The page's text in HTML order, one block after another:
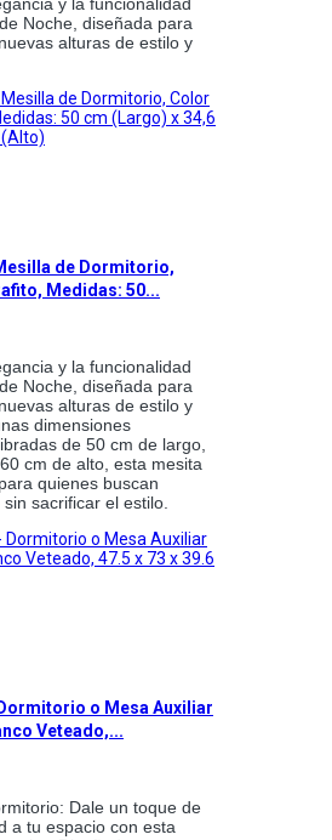
y la funcionalidad
Noche, diseñada para
alturas de estilo y
de Dormitorio,
Medidas: 50...
y la funcionalidad
Noche, diseñada para
alturas de estilo y
dimensiones
de 50 cm de largo,
cm de alto, esta mesita
quienes buscan
sacrificar el estilo.
o Mesa Auxiliar
Veteado,...
Dale un toque de
a tu espacio con esta